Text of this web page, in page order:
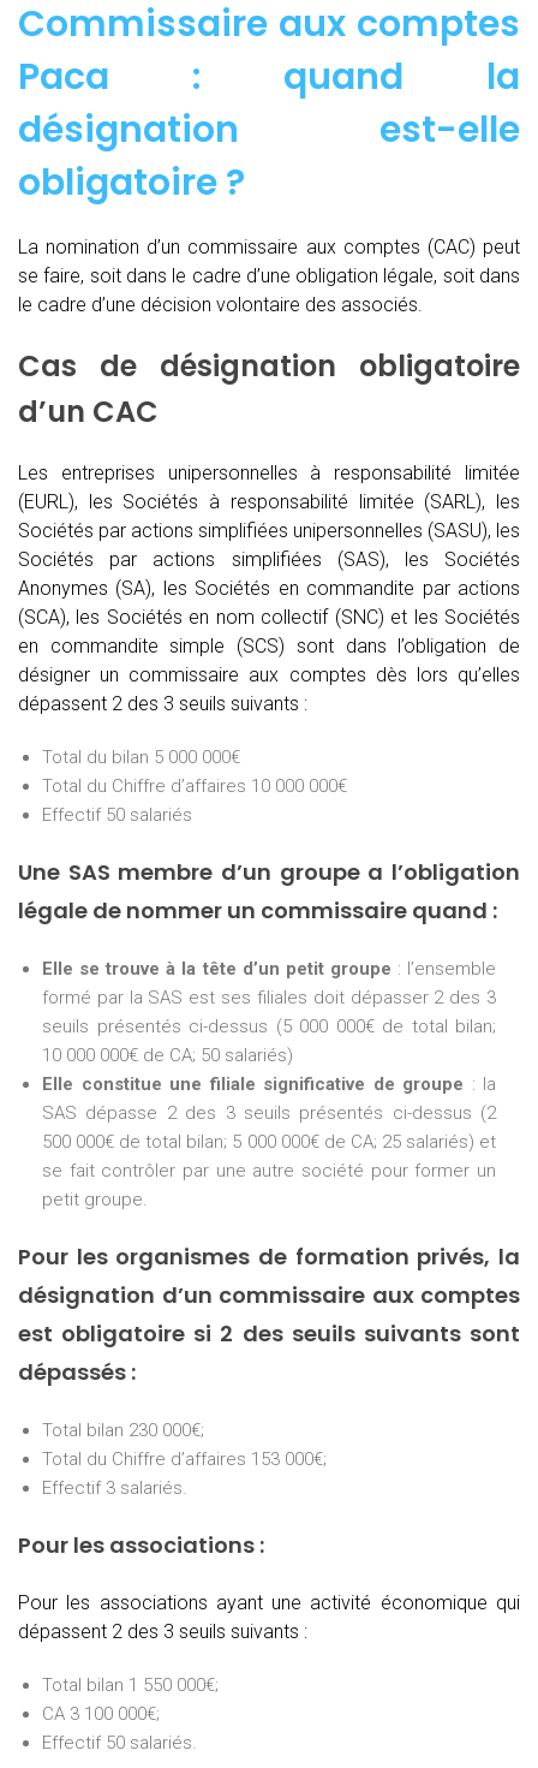
Commissaire aux comptes
Paca : quand la
désignation est-elle
obligatoire ?
La nomination d’un commissaire aux comptes (CAC) peut
se faire, soit dans le cadre d’une obligation légale, soit dans
le cadre d’une décision volontaire des associés.
Cas de désignation obligatoire
d’un CAC
Les entreprises unipersonnelles à responsabilité limitée
(EURL), les Sociétés à responsabilité limitée (SARL), les
Sociétés par actions simplifiées unipersonnelles (SASU), les
Sociétés par actions simplifiées (SAS), les Sociétés
Anonymes (SA), les Sociétés en commandite par actions
(SCA), les Sociétés en nom collectif (SNC) et les Sociétés
en commandite simple (SCS) sont dans l’obligation de
désigner un commissaire aux comptes dès lors qu’elles
dépassent 2 des 3 seuils suivants :
Total du bilan 5 000 000€
Total du Chiffre d’affaires 10 000 000€
Effectif 50 salariés
Une SAS membre d’un groupe a l’obligation
légale de nommer un commissaire quand :
Elle se trouve à la tête d’un petit groupe : l’ensemble
formé par la SAS est ses filiales doit dépasser 2 des 3
seuils présentés ci-dessus (5 000 000€ de total bilan;
10 000 000€ de CA; 50 salariés)
Elle constitue une filiale significative de groupe : la
SAS dépasse 2 des 3 seuils présentés ci-dessus (2
500 000€ de total bilan; 5 000 000€ de CA; 25 salariés) et
se fait contrôler par une autre société pour former un
petit groupe.
Pour les organismes de formation privés, la
désignation d’un commissaire aux comptes
est obligatoire si 2 des seuils suivants sont
dépassés :
Total bilan 230 000€;
Total du Chiffre d’affaires 153 000€;
Effectif 3 salariés.
Pour les associations :
Pour les associations ayant une activité économique qui
dépassent 2 des 3 seuils suivants :
Total bilan 1 550 000€;
CA 3 100 000€;
Effectif 50 salariés.